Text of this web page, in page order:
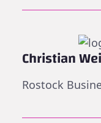
Christian
Rostock